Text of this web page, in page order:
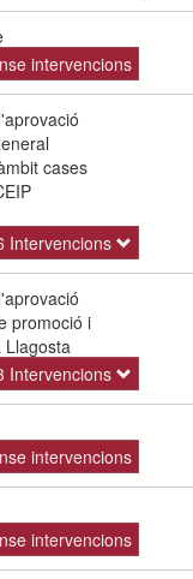
intervencions
cases
Intervencions
promoció i
Intervencions
intervencions
intervencions